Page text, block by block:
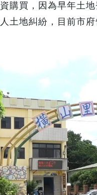
購買，因為早年土
土地糾紛，目前市